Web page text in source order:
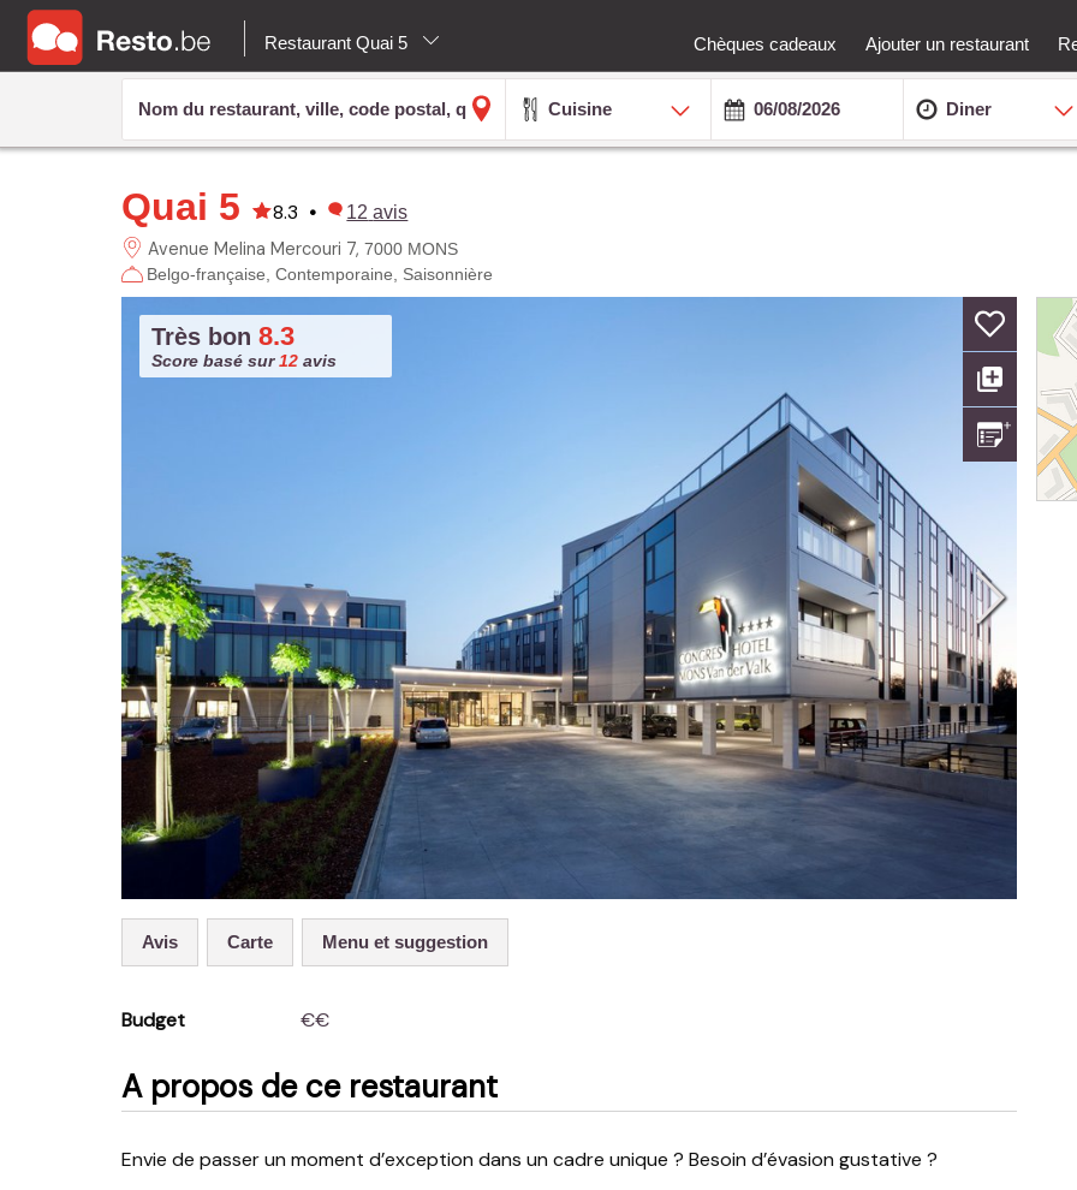
Restaurant Quai 5 Chèques cadeaux Ajouter un restaurant
Cuisine Diner
Quai 5 8.3 • 12 avis
Avenue Melina Mercouri 7 7000 MONS
Belgo-française Contemporaine Saisonnière
Très bon 8.3
Score basé sur12 avis
Avis Carte menu et suggestion
Budget €€
A propos de ce restaurant
Envie de passer un moment d’exception dans un cadre unique ? Besoin d’évasion gustative ?